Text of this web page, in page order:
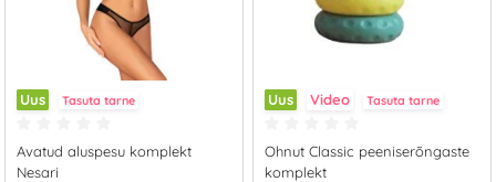
Uus Tasuta tarne
Avatud aluspesu komplekt
Nesari
Uus Video Tasuta tarne
Ohnut Classic peeniserõngaste
komplekt